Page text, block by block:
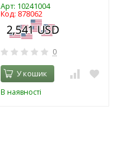
Арт: 10241004
Код: 878062
0
У кошик
В наявності